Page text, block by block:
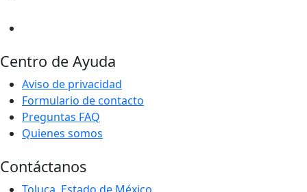
Centro de Ayuda
Aviso de privacidad
Formulario de contacto
Preguntas FAQ
Quienes somos
Contáctanos